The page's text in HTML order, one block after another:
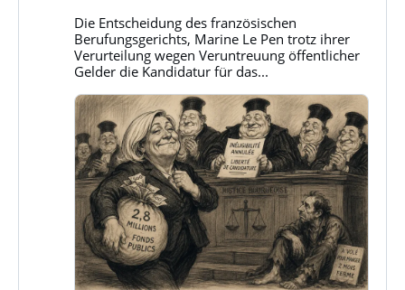
Bluesky
ansehen
Die Entscheidung des französischen
Berufungsgerichts, Marine Le Pen trotz ihrer
Verurteilung wegen Veruntreuung öffentlicher
Gelder die Kandidatur für das...